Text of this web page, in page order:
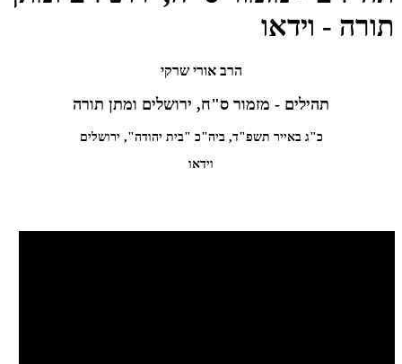
תורה - וידאו
הרב אורי שרקי
תהילים - מזמור ס"ח, ירושלים ומתן תורה
כ"ג באייר תשפ"ד, ביה"כ "בית יהודה", ירושלים
וידאו